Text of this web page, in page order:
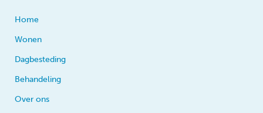
Home
Wonen
Dagbesteding
Behandeling
Over ons